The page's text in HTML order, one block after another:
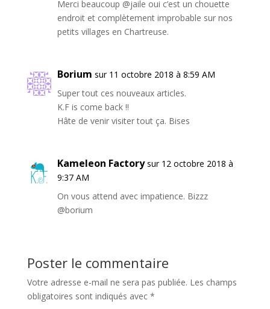
Merci beaucoup @jaile oui c’est un chouette
endroit et complètement improbable sur nos
petits villages en Chartreuse.
Borium sur 11 octobre 2018 à 8:59 AM
Super tout ces nouveaux articles.
K.F is come back !!
Hâte de venir visiter tout ça. Bises
Kameleon Factory sur 12 octobre 2018 à
9:37 AM
On vous attend avec impatience. Bizzz
@borium
Poster le commentaire
Votre adresse e-mail ne sera pas publiée. Les champs
obligatoires sont indiqués avec *